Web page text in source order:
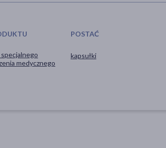
medycznego
POSTAĆ
kapsułki